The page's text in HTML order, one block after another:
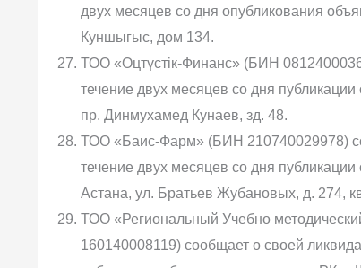
двух месяцев со дня опубликования
Куншыгыс, дом 134.
ТОО «Оцтүстік-Финанс» (БИН
течение двух месяцев со дня
пр. Динмухамед Кунаев, зд. 48.
ТОО «Баис-Фарм» (БИН 210740029978)
течение двух месяцев со дня
Астана, ул. Братьев Жубановых, д. 274,
ТОО «Региональный Учебно
160140008119) сообщает о своей